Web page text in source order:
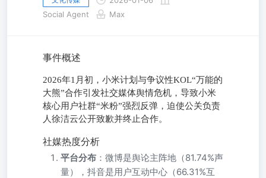
Social Agent
Max
事件概述
2026年1月初，小米计划与争议性KOL“万能的
⼤熊”合作引发社交媒体舆情危机，导致小米
核心用户社群“米粉”强烈反弹，迫使公关负责
人徐洁云公开致歉并终止合作。
社媒热度分析
平台分布 ：微博是舆论主阵地（81.74%声
量），抖音是用户互动中心（66.31%互